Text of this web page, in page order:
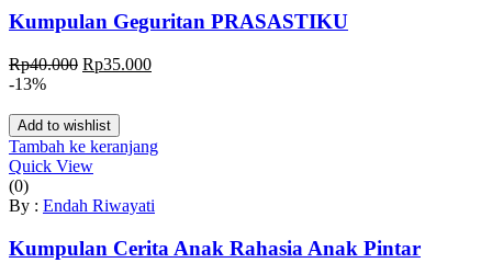
Kumpulan Geguritan PRASASTIKU
Rp40.000 Harga
Rp40.000.
Rp35.000Harga
Rp35.000.
-13%
Add to wishlist
Tambah ke keranjang
Quick View
(0)
By : Endah Riwayati
Kumpulan Cerita Anak Rahasia Anak Pintar